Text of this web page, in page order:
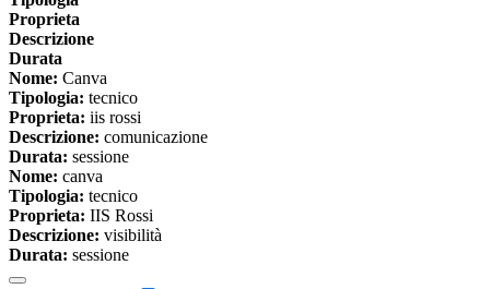
Proprieta
Descrizione
Durata
Nome: Canva
Tipologia: tecnico
Proprieta: iis rossi
Descrizione: comunicazione
Durata: sessione
Nome: canva
Tipologia: tecnico
Proprieta: IIS Rossi
Descrizione: visibilità
Durata: sessione